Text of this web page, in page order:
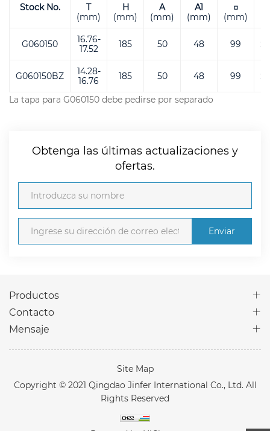
Stock No.
T
(mm)
H
(mm)
A
(mm)
A1
(mm)
□
(mm)
G060150
16.76-
17.52
185 50 48 99
G060150BZ
14.28-
16.76
185 50 48 99
La tapa para G060150 debe pedirse por separado
Obtenga las últimas actualizaciones y
ofertas.
Enviar
Productos
Contacto
Mensaje
Site Map
Copyright © 2021 Qingdao Jinfer International Co., Ltd. All
Rights Reserved